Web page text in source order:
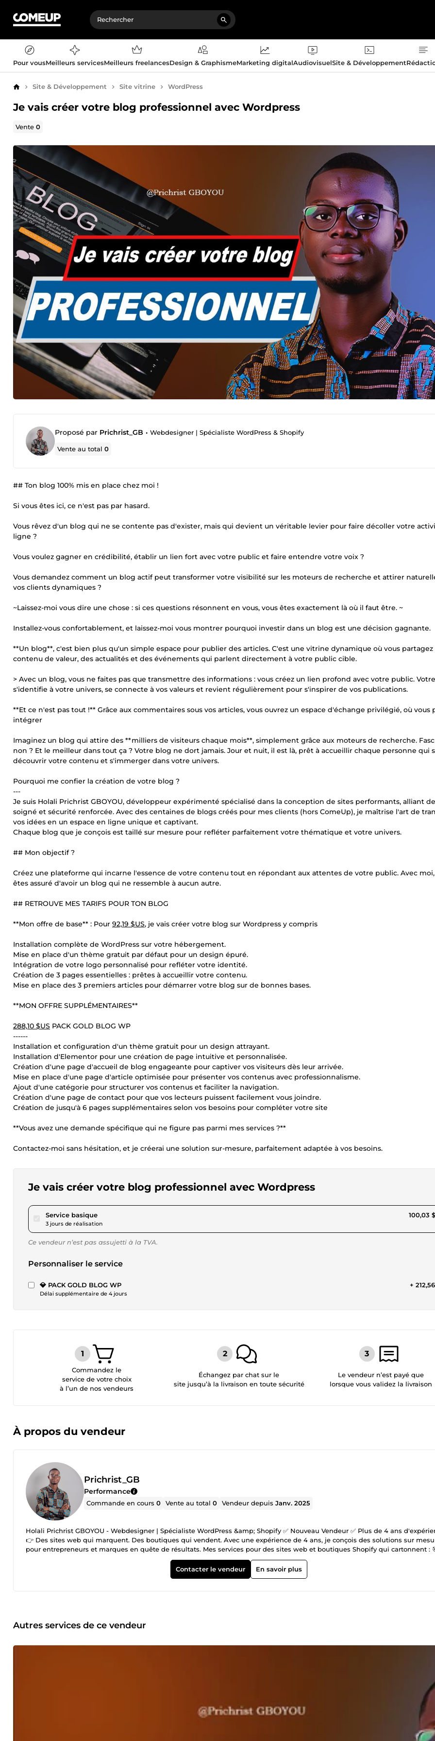
Pour vousMeilleurs servicesMeilleurs freelancesDesign & GraphismeMarketing digitalAudiovisuelSite & Développement
AccueilSite & Développement Site vitrine WordPress
Je vais créer votre blog professionnel avec Wordpress
Vente0
Proposé par Prichrist_GB • Webdesigner | Spécialiste WordPress & Shopify
Vente au total0
## Ton blog 100% mis en place chez moi !
Si vous êtes ici, ce n'est pas par hasard.
Vous rêvez d'un blog qui ne se contente pas d'exister, mais qui devient un véritable levier pour faire décoller votre
ligne ?
Vous voulez gagner en crédibilité, établir un lien fort avec votre public et faire entendre votre voix ?
Vous demandez comment un blog actif peut transformer votre visibilité sur les moteurs de recherche et attirer
vos clients dynamiques ?
~Laissez-moi vous dire une chose : si ces questions résonnent en vous, vous êtes exactement là où il faut être. ~
Installez-vous confortablement, et laissez-moi vous montrer pourquoi investir dans un blog est une décision gagnante.
**Un blog**, c'est bien plus qu'un simple espace pour publier des articles. C'est une vitrine dynamique où vous partagez
contenu de valeur, des actualités et des événements qui parlent directement à votre public cible.
> Avec un blog, vous ne faites pas que transmettre des informations : vous créez un lien profond avec votre public.
s'identifie à votre univers, se connecte à vos valeurs et revient régulièrement pour s'inspirer de vos publications.
**Et ce n'est pas tout !** Grâce aux commentaires sous vos articles, vous ouvrez un espace d'échange privilégié, où vous
intégrer
Imaginez un blog qui attire des **milliers de visiteurs chaque mois**, simplement grâce aux moteurs de recherche.
non ? Et le meilleur dans tout ça ? Votre blog ne dort jamais. Jour et nuit, il est là, prêt à accueillir chaque personne qui
découvrir votre contenu et s'immerger dans votre univers.
Pourquoi me confier la création de votre blog ?
---
Je suis Holali Prichrist GBOYOU, développeur expérimenté spécialisé dans la conception de sites performants, alliant
soigné et sécurité renforcée. Avec des centaines de blogs créés pour mes clients (hors ComeUp), je maîtrise l'art de
vos idées en un espace en ligne unique et captivant.
Chaque blog que je conçois est taillé sur mesure pour refléter parfaitement votre thématique et votre univers.
## Mon objectif ?
Créez une plateforme qui incarne l'essence de votre contenu tout en répondant aux attentes de votre public. Avec
êtes assuré d'avoir un blog qui ne ressemble à aucun autre.
## RETROUVE MES TARIFS POUR TON BLOG
**Mon offre de base** : Pour 92,19 $US, je vais créer votre blog sur Wordpress y compris
Installation complète de WordPress sur votre hébergement.
Mise en place d'un thème gratuit par défaut pour un design épuré.
Intégration de votre logo personnalisé pour refléter votre identité.
Création de 3 pages essentielles : prêtes à accueillir votre contenu.
Mise en place des 3 premiers articles pour démarrer votre blog sur de bonnes bases.
**MON OFFRE SUPPLÉMENTAIRES**
288,10 $US PACK GOLD BLOG WP
------
Installation et configuration d'un thème gratuit pour un design attrayant.
Installation d'Elementor pour une création de page intuitive et personnalisée.
Création d'une page d'accueil de blog engageante pour captiver vos visiteurs dès leur arrivée.
Mise en place d'une page d'article optimisée pour présenter vos contenus avec professionnalisme.
Ajout d'une catégorie pour structurer vos contenus et faciliter la navigation.
Création d'une page de contact pour que vos lecteurs puissent facilement vous joindre.
Création de jusqu'à 6 pages supplémentaires selon vos besoins pour compléter votre site
**Vous avez une demande spécifique qui ne figure pas parmi mes services ?**
Contactez-moi sans hésitation, et je créerai une solution sur-mesure, parfaitement adaptée à vos besoins.
Je vais créer votre blog professionnel avec Wordpress
Service basiquepour 92,19 $US
3 jours de réalisation
100,03
Ce vendeur n’est pas assujetti à la TVA.
Personnaliser le service
💎 PACK GOLD BLOG WP
Délai supplémentaire de 4 jours
+
Commandez le
service de votre choix
à l’un de nos vendeurs
Échangez par chat sur le
site jusqu’à la livraison en toute sécurité
Le vendeur n’est payé que
lorsque vous validez la livraison
À propos du vendeur
Prichrist_GB
Performance
Commande en cours0 Vente au total0 Vendeur depuisJanv. 2025
Holali Prichrist GBOYOU - Webdesigner | Spécialiste WordPress &amp; Shopify ✅ Nouveau Vendeur ✅ Plus de 4 ans
👉 Des sites web qui marquent. Des boutiques qui vendent. Avec une expérience de 4 ans, je conçois des solutions sur
pour entrepreneurs et marques en quête de résultats. Mes services pour des sites web et boutiques Shopify qui cartonnent :
Création de sites web sur mesure ✅ Sites vitrines modernes et professionnels pour refléter votre marque. ✅ Landing pages
optimisées pour capter des leads et générer des conversions. ✅ Intégration de designs réactifs et performants, parfaits sur
écrans. ✨Pourquoi me faire confiance ? Une expertise dédiée pour un résultat à la hauteur de vos ambitions. Des solutions
Contacter le vendeur En savoir plus
Autres services de ce vendeur